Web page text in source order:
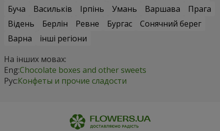
Буча
Васильків Ірпінь Умань Варшава
Прага
Відень
Берлін Ревне Бургас
Сонячний берег
Варна
інші регіони
На інших мовах:
Eng:Chocolate boxes and other sweets
Рус:Конфеты и прочие сладости